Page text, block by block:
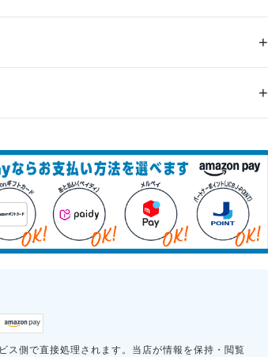
ス側で直接処理されます。当店が情報を保持・閲覧